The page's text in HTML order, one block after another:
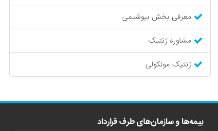
معرفی بخش بیوشیمی
مشاوره ژنتیک
ژنتیک مولکولی
بیمه‌ها و سازمان‌های طرف قرارداد